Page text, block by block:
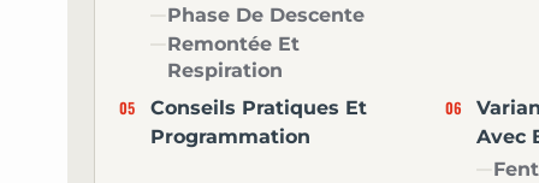
Phase De Descente
Remontée Et
Respiration
Conseils Pratiques Et
Programmation
Avec